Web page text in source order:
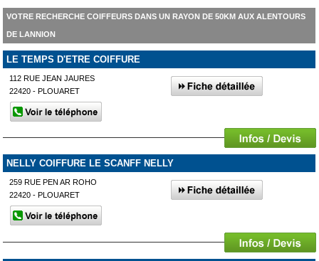
VOTRE RECHERCHE COIFFEURS DANS UN RAYON DE 50KM AUX ALENTOURS
DE LANNION
LE TEMPS D'ETRE COIFFURE
112 RUE JEAN JAURES
22420 - PLOUARET
NELLY COIFFURE LE SCANFF NELLY
259 RUE PEN AR ROHO
22420 - PLOUARET